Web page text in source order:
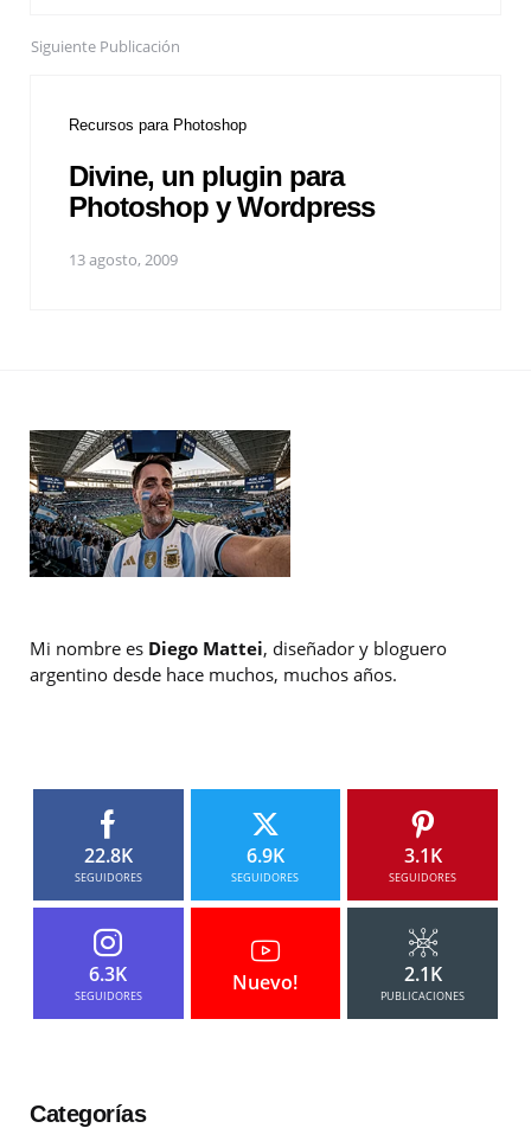
Siguiente Publicación
Recursos para Photoshop
Divine, un plugin para
Photoshop y Wordpress
13 agosto, 2009
Mi nombre es Diego Mattei, diseñador y bloguero
argentino desde hace muchos, muchos años.
22.8K
SEGUIDORES
6.9K
SEGUIDORES
3.1K
SEGUIDORES
6.3K
SEGUIDORES
Nuevo! 2.1K
PUBLICACIONES
Categorías